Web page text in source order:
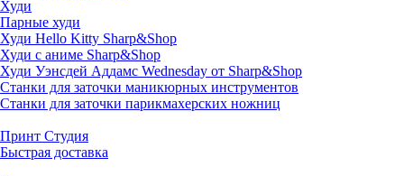
Худи
Парные худи
Худи Hello Kitty Sharp&Shop
Худи с аниме Sharp&Shop
Худи Уэнсдей Аддамс Wednesday от Sharp&Shop
Станки для заточки маникюрных инструментов
Станки для заточки парикмахерских ножниц
Принт Студия
Быстрая доставка